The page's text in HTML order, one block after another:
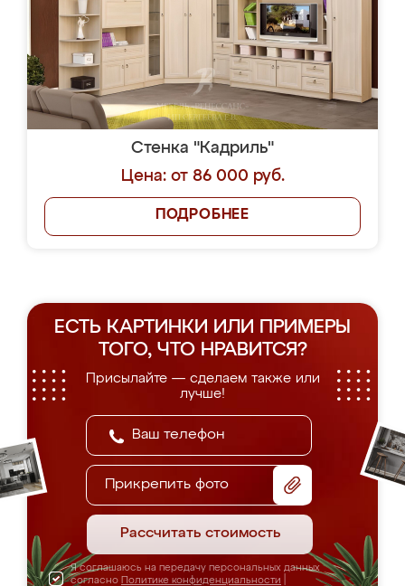
Стенка "Кадриль"
Цена: от 86 000 руб.
ПОДРОБНЕЕ
ЕСТЬ КАРТИНКИ ИЛИ ПРИМЕРЫ
ТОГО, ЧТО НРАВИТСЯ?
Присылайте — сделаем также или
лучше!
Прикрепить фото
Рассчитать стоимость
Я соглашаюсь на передачу персональных данных
согласно Политике конфиденциальности